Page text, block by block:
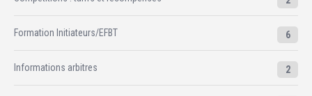
Formation Initiateurs/EFBT 6
Informations arbitres 2